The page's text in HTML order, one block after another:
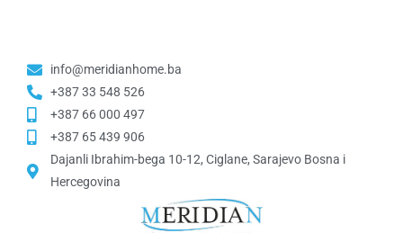
info@meridianhome.ba
+387 33 548 526
+387 66 000 497
+387 65 439 906
Dajanli Ibrahim-bega 10-12, Ciglane, Sarajevo Bosna i
Hercegovina​